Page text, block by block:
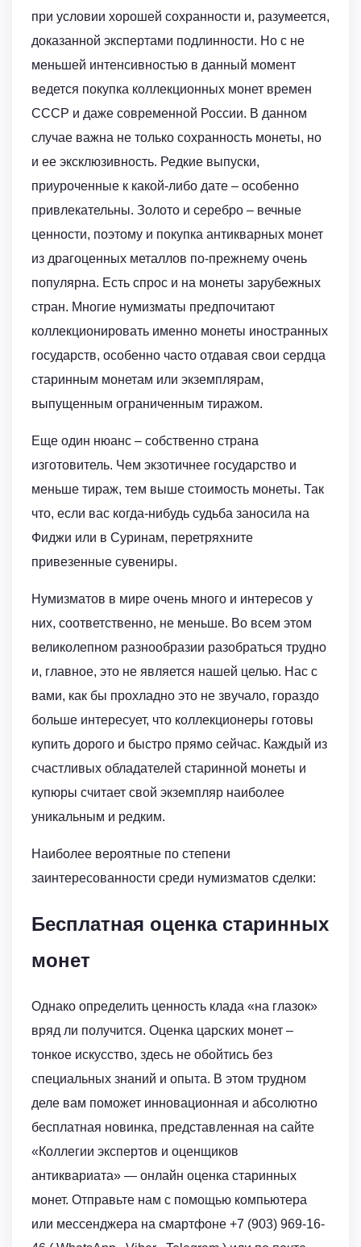
при условии хорошей сохранности и, разумеется,
доказанной экспертами подлинности. Но с не
меньшей интенсивностью в данный момент
ведется покупка коллекционных монет времен
СССР и даже современной России. В данном
случае важна не только сохранность монеты, но
и ее эксклюзивность. Редкие выпуски,
приуроченные к какой-либо дате – особенно
привлекательны. Золото и серебро – вечные
ценности, поэтому и покупка антикварных монет
из драгоценных металлов по-прежнему очень
популярна. Есть спрос и на монеты зарубежных
стран. Многие нумизматы предпочитают
коллекционировать именно монеты иностранных
государств, особенно часто отдавая свои сердца
старинным монетам или экземплярам,
выпущенным ограниченным тиражом.
Еще один нюанс – собственно страна
изготовитель. Чем экзотичнее государство и
меньше тираж, тем выше стоимость монеты. Так
что, если вас когда-нибудь судьба заносила на
Фиджи или в Суринам, перетряхните
привезенные сувениры.
Нумизматов в мире очень много и интересов у
них, соответственно, не меньше. Во всем этом
великолепном разнообразии разобраться трудно
и, главное, это не является нашей целью. Нас с
вами, как бы прохладно это не звучало, гораздо
больше интересует, что коллекционеры готовы
купить дорого и быстро прямо сейчас. Каждый из
счастливых обладателей старинной монеты и
купюры считает свой экземпляр наиболее
уникальным и редким.
Наиболее вероятные по степени
заинтересованности среди нумизматов сделки:
Бесплатная оценка старинных
монет
Однако определить ценность клада «на глазок»
вряд ли получится. Оценка царских монет –
тонкое искусство, здесь не обойтись без
специальных знаний и опыта. В этом трудном
деле вам поможет инновационная и абсолютно
бесплатная новинка, представленная на сайте
«Коллегии экспертов и оценщиков
антиквариата» — онлайн оценка старинных
монет. Отправьте нам с помощью компьютера
или мессенджера на смартфоне +7 (903) 969-16-